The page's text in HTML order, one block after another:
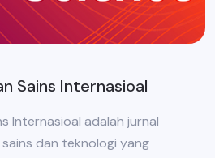
Sains Internasioal
Internasioal adalah jurnal
dan teknologi yang